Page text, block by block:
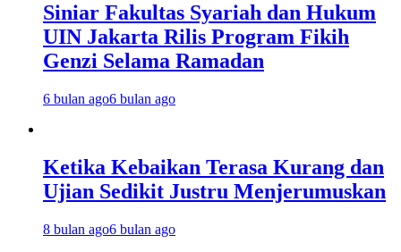
Siniar Fakultas Syariah dan Hukum
UIN Jakarta Rilis Program Fikih
Genzi Selama Ramadan
6 bulan ago6 bulan ago
Ketika Kebaikan Terasa Kurang dan
Ujian Sedikit Justru Menjerumuskan
8 bulan ago6 bulan ago